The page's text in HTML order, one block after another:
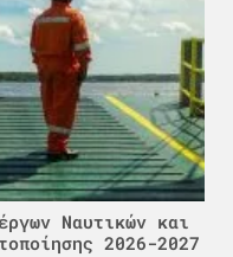
Ναυτικών και
2026-2027